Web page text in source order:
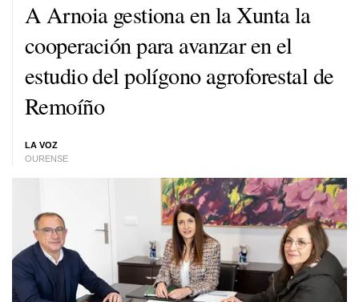
A Arnoia gestiona en la Xunta la
cooperación para avanzar en el
estudio del polígono agroforestal de
Remoíño
LA VOZ
OURENSE